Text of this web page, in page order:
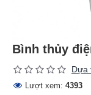
Bình thủy
Dựa
Lượt xem: 4393